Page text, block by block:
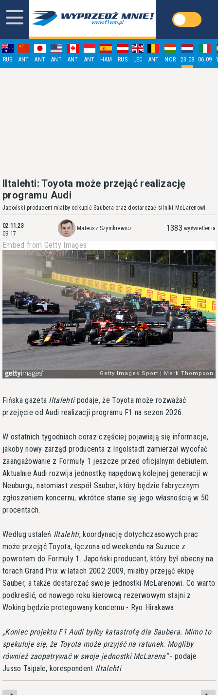
RUS ANT ANT ANT ANT ANT HAM RUS LEC ANT NOR 23.08 06.09
Iltalehti: Toyota może przejąć realizację
programu Audi
Japoński producent miałby odkupić Saubera oraz dostarczać silniki McLarenowi.
02.11.23
09:17
Mateusz Szymkiewicz 1383 wyświetlenia
Embed from Getty Images
Fińska gazeta Iltalehtipodaje, że Toyota może rozważać
przejęcie od Audi realizacji programu F1 na sezon 2026.
W ostatnich tygodniach coraz częściej pojawiają się informacje,
jakoby nowy zarząd producenta z Ingolstadt zamierzał wycofać
zaangażowanie z Formuły 1 jeszcze przed oficjalnym debiutem.
Aktualnie Audi rozwija jednostkę napędową kolejnej generacji w
Neuburgu, natomiast zespół Sauber, który będzie fabrycznym
zgłoszeniem koncernu, wkrótce stanie się jego własnością w 50
procentach.
Według ustaleń Iltalehti, koordynację dotychczasowych prac
może przejąć Toyota, łączona od weekendu na Suzuce z
powrotem do Formuły 1. Japoński producent, który był obecny na
torach Grand Prix w latach 2002-2009, miałby przejąć ekipę
Sauber, a także dostarczać swoje jednostki McLarenowi. Co warto
podkreślić, od nowego roku kierowcą rezerwowym stajni z
Woking będzie protegowany koncernu - Ryo Hirakawa.
Koniec projektu F1 Audi byłby katastrofą dla Saubera. Mimo to
spekuluje się, że Toyota może przyjść na ratunek. Mogliby
również zaopatrywać w swoje jednostki McLarena - podaje
Jusso Taipale, korespondent Iltalehti.